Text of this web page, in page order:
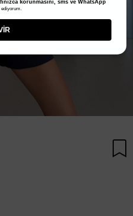
korunmasını, sms ve WhatsApp
ediyorum.